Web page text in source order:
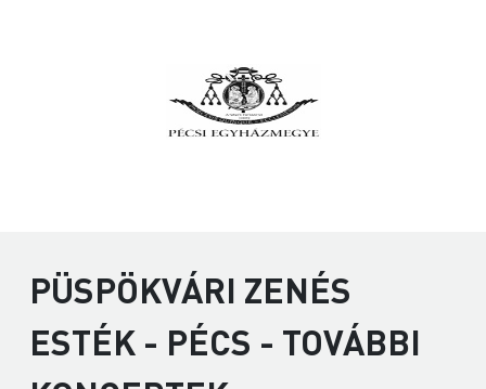
PÜSPÖKVÁRI ZENÉS
ESTÉK - PÉCS - TOVÁBBI